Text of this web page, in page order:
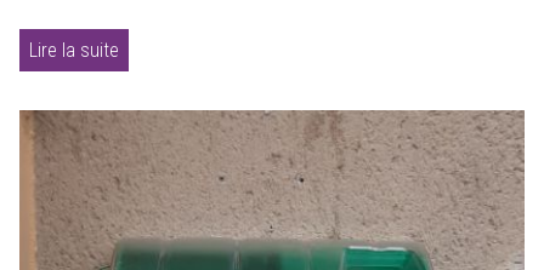
Lire la suite